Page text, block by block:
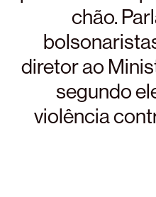
chão.
diretor ao
segundo
violência